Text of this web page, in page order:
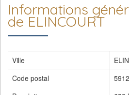
Informations
de ELINCOURT
Ville
Code postal